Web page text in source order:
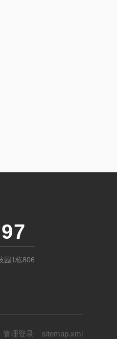
园1栋806
管理登录 sitemap.xml